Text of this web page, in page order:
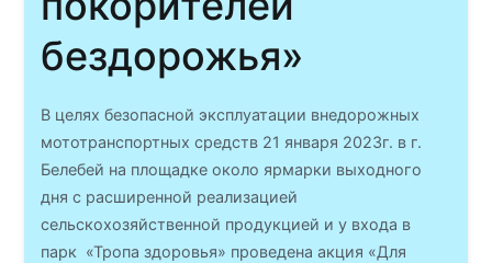
бездорожья»
В целях безопасной эксплуатации внедорожных
мототранспортных средств 21 января 2023г. в г.
Белебей на площадке около ярмарки выходного
дня с расширенной реализацией
сельскохозяйственной продукцией и у входа в
парк «Тропа здоровья» проведена акция «Для